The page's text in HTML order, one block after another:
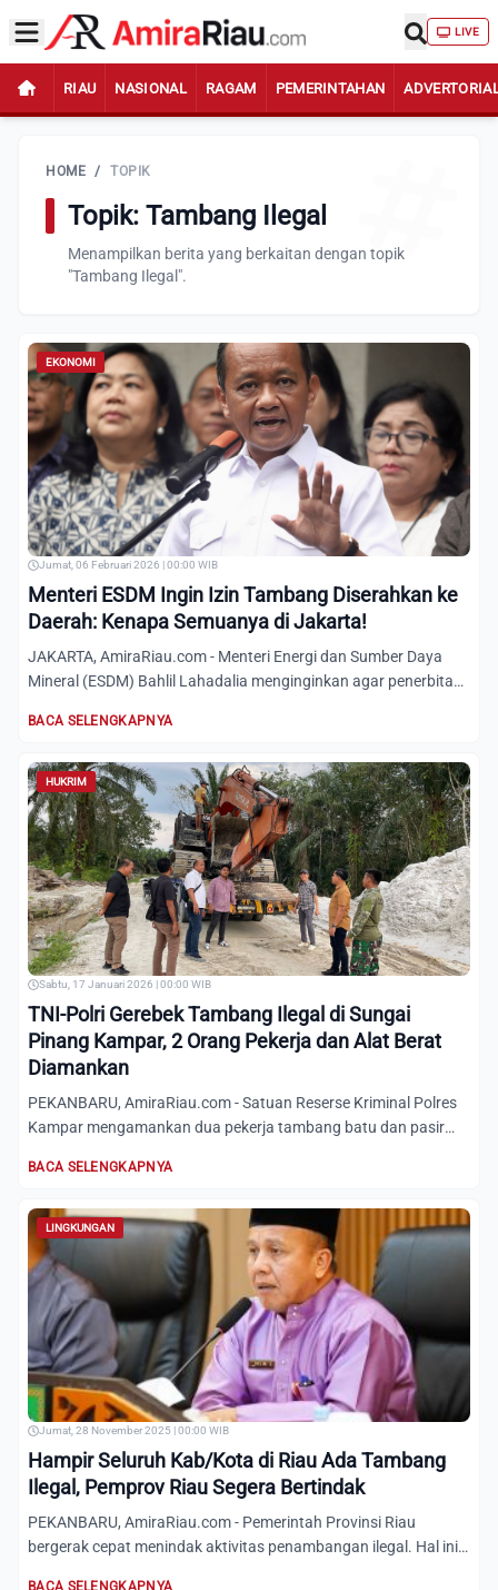
LIVE
RIAU NASIONAL RAGAM PEMERINTAHAN
HOME / TOPIK
Topik: Tambang Ilegal
Menampilkan berita yang berkaitan dengan topik
"Tambang Ilegal".
EKONOMI
Jumat, 06 Februari 2026 | 00:00 WIB
Menteri ESDM Ingin Izin Tambang Diserahkan ke
Daerah: Kenapa Semuanya di Jakarta!
JAKARTA, AmiraRiau.com - Menteri Energi dan Sumber Daya
Mineral (ESDM) Bahlil Lahadalia menginginkan agar penerbitan
BACA SELENGKAPNYA
HUKRIM
Sabtu, 17 Januari 2026 | 00:00 WIB
TNI-Polri Gerebek Tambang Ilegal di Sungai
Pinang Kampar, 2 Orang Pekerja dan Alat Berat
Diamankan
PEKANBARU, AmiraRiau.com - Satuan Reserse Kriminal Polres
Kampar mengamankan dua pekerja tambang batu dan pasir
BACA SELENGKAPNYA
LINGKUNGAN
Jumat, 28 November 2025 | 00:00 WIB
Hampir Seluruh Kab/Kota di Riau Ada Tambang
Ilegal, Pemprov Riau Segera Bertindak
PEKANBARU, AmiraRiau.com - Pemerintah Provinsi Riau
bergerak cepat menindak aktivitas penambangan ilegal. Hal ini
BACA SELENGKAPNYA